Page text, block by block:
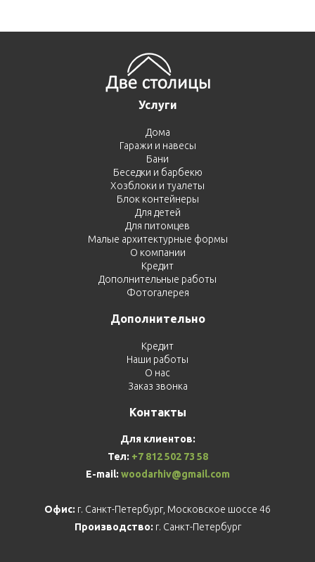
Услуги
Дома
Гаражи и навесы
Бани
Беседки и барбекю
Хозблоки и туалеты
Блок контейнеры
Для детей
Для питомцев
Малые архитектурные формы
О компании
Кредит
Дополнительные работы
Фотогалерея
Дополнительно
Кредит
Наши работы
О нас
Заказ звонка
Контакты
Для клиентов:
Тел: +7 812 502 73 58
E-mail: woodarhiv@gmail.com
Офис: г. Санкт-Петербург, Московское шоссе 46
Производство: г. Санкт-Петербург